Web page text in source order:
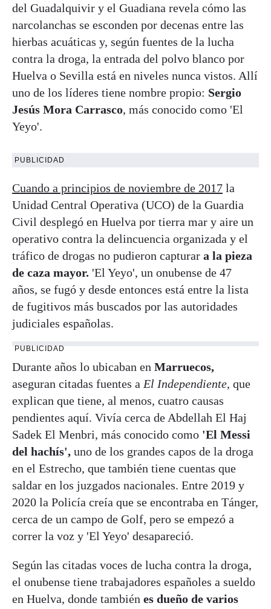
del Guadalquivir y el Guadiana revela cómo las
narcolanchas se esconden por decenas entre las
hierbas acuáticas y, según fuentes de la lucha
contra la droga, la entrada del polvo blanco por
Huelva o Sevilla está en niveles nunca vistos. Allí
uno de los líderes tiene nombre propio: Sergio
Jesús Mora Carrasco, más conocido como 'El
Yeyo'.
PUBLICIDAD
Cuando a principios de noviembre de 2017 la
Unidad Central Operativa (UCO) de la Guardia
Civil desplegó en Huelva por tierra mar y aire un
operativo contra la delincuencia organizada y el
tráfico de drogas no pudieron capturar a la pieza
de caza mayor. 'El Yeyo', un onubense de 47
años, se fugó y desde entonces está entre la lista
de fugitivos más buscados por las autoridades
judiciales españolas.
PUBLICIDAD
Durante años lo ubicaban en Marruecos,
aseguran citadas fuentes a El Independiente, que
explican que tiene, al menos, cuatro causas
pendientes aquí. Vivía cerca de Abdellah El Haj
Sadek El Menbri, más conocido como 'El Messi
del hachís', uno de los grandes capos de la droga
en el Estrecho, que también tiene cuentas que
saldar en los juzgados nacionales. Entre 2019 y
2020 la Policía creía que se encontraba en Tánger,
cerca de un campo de Golf, pero se empezó a
correr la voz y 'El Yeyo' desapareció.
Según las citadas voces de lucha contra la droga,
el onubense tiene trabajadores españoles a sueldo
en Huelva, donde también es dueño de varios